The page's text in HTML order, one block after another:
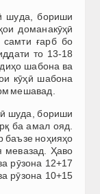
шуда, бориши
доманакӯҳӣ
ғарб бо
то 13-18
шабона ва
кӯҳӣ шабона
мешавад.
шуда, бориши
ба амал ояд.
баъзе ноҳияҳо
мевазад. Ҳаво
рӯзона 12+17
рӯзона 10+15